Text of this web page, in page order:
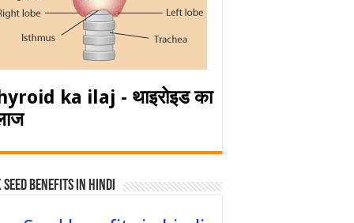
ka ilaj - थाइरोइड का
Seed Benefits in hindi